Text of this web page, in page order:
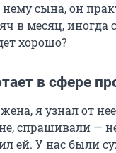
сына, он
в месяц, иногда
хорошо?
в сфере
я узнал от
спрашивали —
ей. У нас были